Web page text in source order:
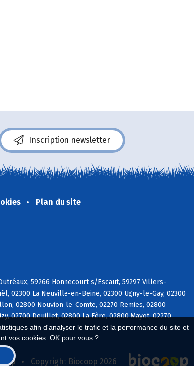
afin d'analyser le trafic et la performance du site et
vos cookies. OK pour vous ?
Inscription newsletter
Plan du site
59266 Honnecourt s/Escaut, 59297 Villers-
02300 La Neuville-en-Beine, 02300 Ugny-le-Gay, 02300
02800 Nouvion-le-Comte, 02270 Remies, 02800
02700 Deuillet, 02800 La Fère, 02800 Mayot, 02270
Copyright Biocoop 2026